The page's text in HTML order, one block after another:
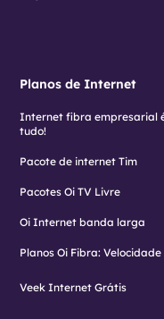
Planos de Internet
Internet fibra empresarial
tudo!
Pacote de internet Tim
Pacotes Oi TV Livre
Oi Internet banda larga
Planos Oi Fibra:
Veek Internet Grátis